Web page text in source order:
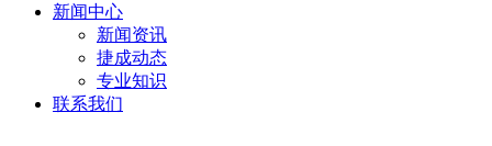
新闻中心
新闻资讯
捷成动态
专业知识
联系我们